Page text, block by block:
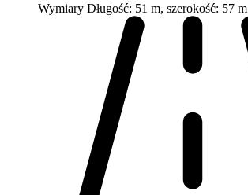
Wymiary Długość: 51 m, szerokość: 57 m